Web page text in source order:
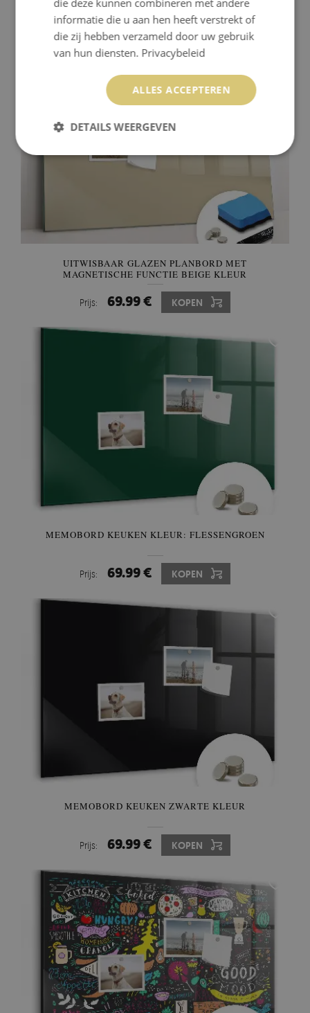
BEIGE KLEUR
Prijs: 69.99 € KOPEN
UITWISBAAR GLAZEN PLANBORD MET
MAGNETISCHE FUNCTIE BEIGE KLEUR
Prijs: 69.99 € KOPEN
MEMOBORD KEUKEN KLEUR: FLESSENGROEN
Prijs: 69.99 € KOPEN
MEMOBORD KEUKEN ZWARTE KLEUR
Prijs: 69.99 € KOPEN
die deze kunnen combineren met andere
informatie die u aan hen heeft verstrekt of
die zij hebben verzameld door uw gebruik
van hun diensten. Privacybeleid
ALLES ACCEPTEREN
DETAILS WEERGEVEN